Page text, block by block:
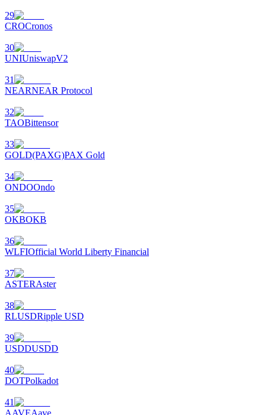
เชิญเพื่อนเพื่อรับรางวัลเงินสด
Deposit CASHCAT & Win
Deposit CASHCAT & Win
Share 500000 CASHCAT prize pool
29
CROCronos
30
UNIUniswapV2
31
NEARNEAR Protocol
32
TAOBittensor
33
GOLD(PAXG)PAX Gold
34
ONDOOndo
35
OKBOKB
36
WLFIOfficial World Liberty Financial
37
ASTERAster
38
RLUSDRipple USD
39
USDDUSDD
40
DOTPolkadot
41